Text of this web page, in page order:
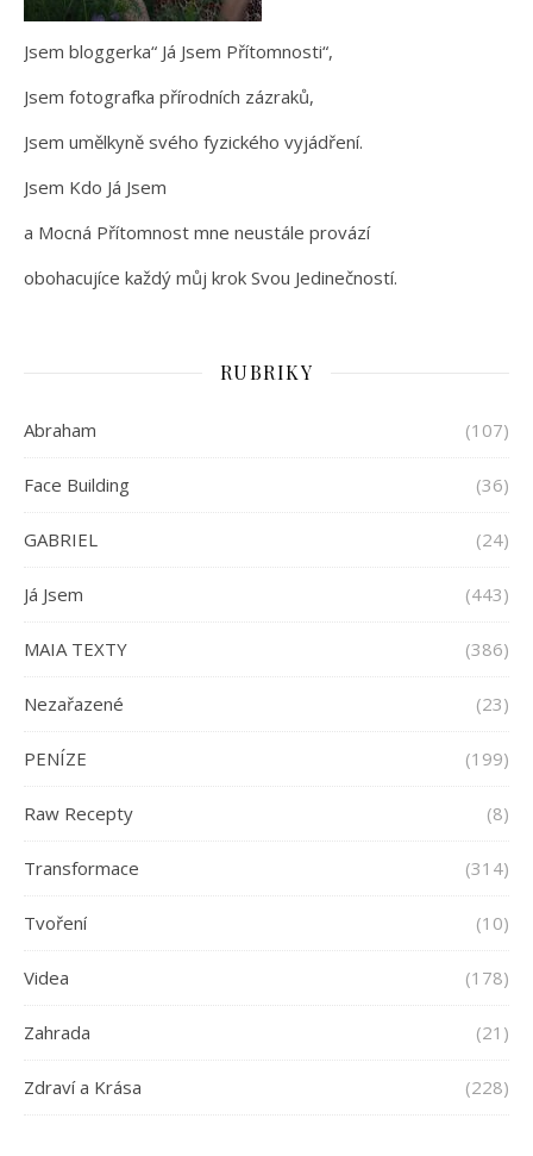
Jsem bloggerka“ Já Jsem Přítomnosti“,
Jsem fotografka přírodních zázraků,
Jsem umělkyně svého fyzického vyjádření.
Jsem Kdo Já Jsem
a Mocná Přítomnost mne neustále provází
obohacujíce každý můj krok Svou Jedinečností.
RUBRIKY
Abraham (107)
Face Building (36)
GABRIEL (24)
Já Jsem (443)
MAIA TEXTY (386)
Nezařazené (23)
PENÍZE (199)
Raw Recepty (8)
Transformace (314)
Tvoření (10)
Videa (178)
Zahrada (21)
Zdraví a Krása (228)